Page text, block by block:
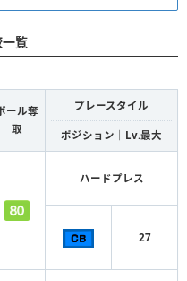
覧
ール奪
取
プレースタイル
ポジション｜Lv.最大
ハードプレス
27